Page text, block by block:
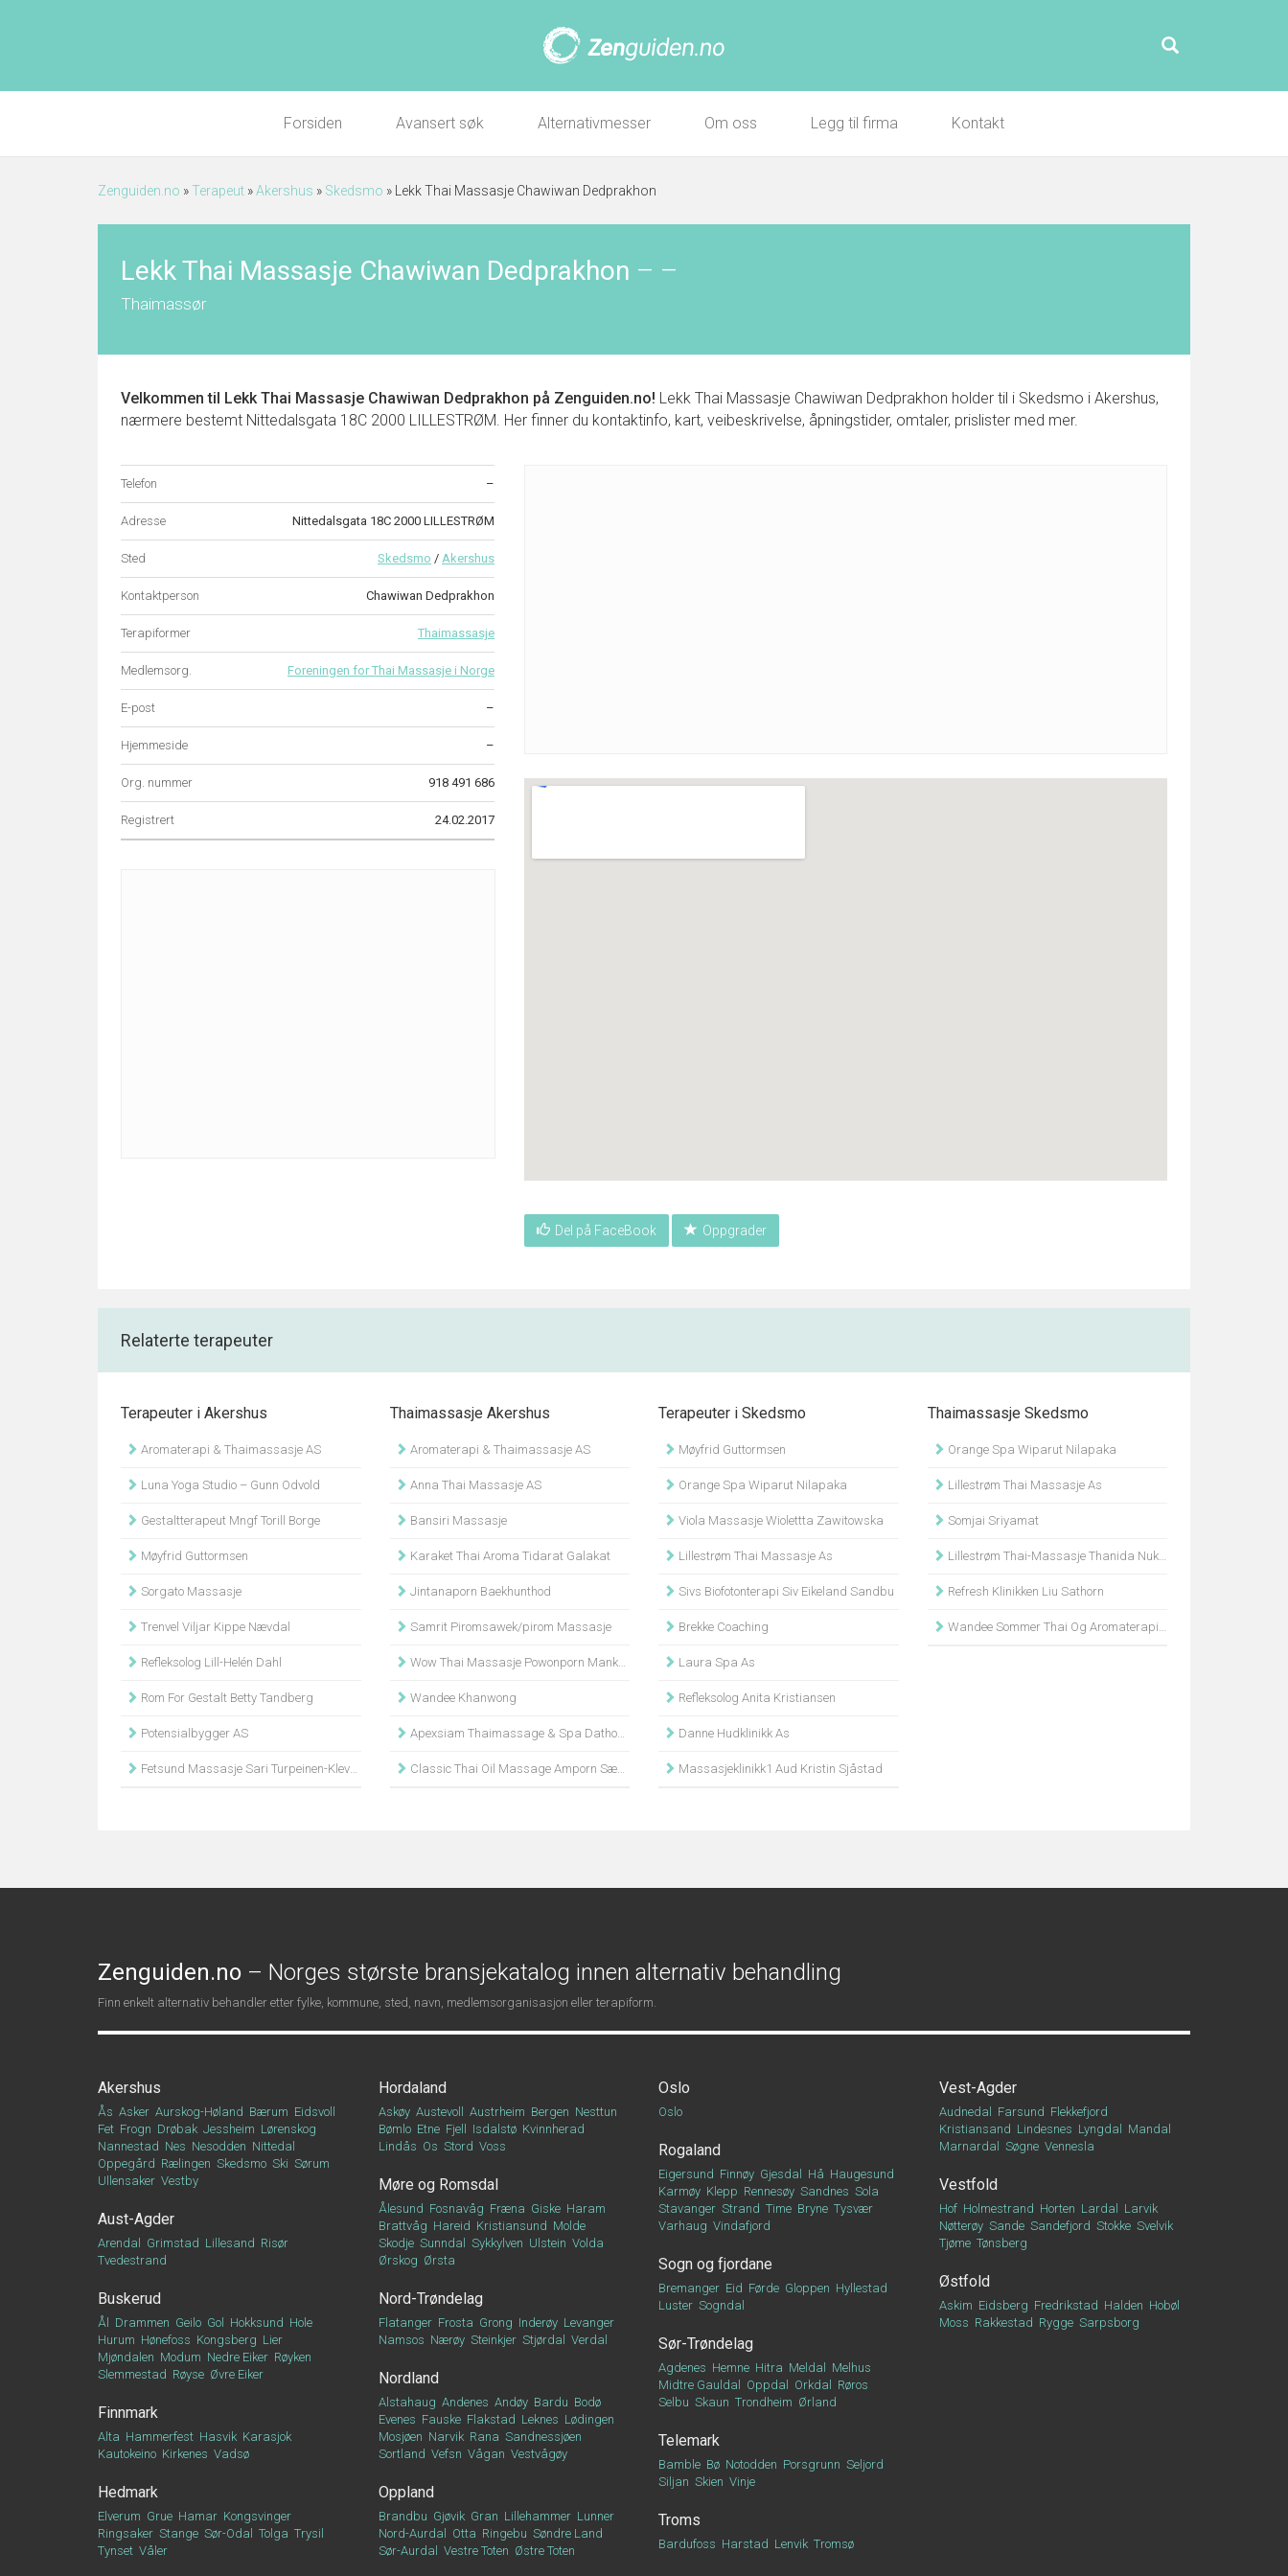
Forsiden Avansert søk Alternativmesser Om oss Legg til firma Kontakt
Zenguiden.no »Terapeut »Akershus » Skedsmo » Lekk Thai Massasje Chawiwan Dedprakhon
Lekk Thai Massasje Chawiwan Dedprakhon – –
Thaimassør
Velkommen til Lekk Thai Massasje Chawiwan Dedprakhon på Zenguiden.no! Lekk Thai Massasje Chawiwan Dedprakhon holder til i Skedsmo i Akershus,
nærmere bestemt Nittedalsgata 18C 2000 LILLESTRØM. Her finner du kontaktinfo, kart, veibeskrivelse, åpningstider, omtaler, prislister med mer.
Telefon –
Adresse Nittedalsgata 18C 2000 LILLESTRØM
Sted Skedsmo / Akershus
Kontaktperson Chawiwan Dedprakhon
Terapiformer Thaimassasje
Medlemsorg. Foreningen for Thai Massasje i Norge
E-post –
Hjemmeside –
Org. nummer 918 491 686
Registrert 24.02.2017
Del på FaceBook Oppgrader
Relaterte terapeuter
Terapeuter i Akershus
Aromaterapi & Thaimassasje AS
Luna Yoga Studio – Gunn Odvold
Gestaltterapeut Mngf Torill Borge
Møyfrid Guttormsen
Sorgato Massasje
Trenvel Viljar Kippe Nævdal
Refleksolog Lill-Helén Dahl
Rom For Gestalt Betty Tandberg
Potensialbygger AS
Fetsund Massasje Sari Turpeinen-Klevstuen
Thaimassasje Akershus
Aromaterapi & Thaimassasje AS
Anna Thai Massasje AS
Bansiri Massasje
Karaket Thai Aroma Tidarat Galakat
Jintanaporn Baekhunthod
Samrit Piromsawek/pirom Massasje
Wow Thai Massasje Powonporn Mankerd
Wandee Khanwong
Apexsiam Thaimassage & Spa Dathong
Classic Thai Oil Massage Amporn Sæbøe-Larssen
Terapeuter i Skedsmo
Møyfrid Guttormsen
Orange Spa Wiparut Nilapaka
Viola Massasje Wiolettta Zawitowska
Lillestrøm Thai Massasje As
Sivs Biofotonterapi Siv Eikeland Sandbu
Brekke Coaching
Laura Spa As
Refleksolog Anita Kristiansen
Danne Hudklinikk As
Massasjeklinikk1 Aud Kristin Sjåstad
Thaimassasje Skedsmo
Orange Spa Wiparut Nilapaka
Lillestrøm Thai Massasje As
Somjai Sriyamat
Lillestrøm Thai-Massasje Thanida Nukaeo Pettersen
Refresh Klinikken Liu Sathorn
Wandee Sommer Thai Og Aromaterapi Massasje
Zenguiden.no – Norges største bransjekatalog innen alternativ behandling
Finn enkelt alternativ behandler etter fylke, kommune, sted, navn, medlemsorganisasjon eller terapiform.
Akershus
Ås Asker Aurskog-Høland Bærum Eidsvoll
Fet Frogn Drøbak Jessheim Lørenskog
Nannestad Nes Nesodden Nittedal
Oppegård Rælingen Skedsmo Ski Sørum
Ullensaker Vestby
Aust-Agder
Arendal Grimstad Lillesand Risør
Tvedestrand
Buskerud
Ål Drammen Geilo Gol Hokksund Hole
Hurum Hønefoss Kongsberg Lier
Mjøndalen Modum Nedre Eiker Røyken
Slemmestad Røyse Øvre Eiker
Finnmark
Alta Hammerfest Hasvik Karasjok
Kautokeino Kirkenes Vadsø
Hedmark
Elverum Grue Hamar Kongsvinger
Ringsaker Stange Sør-Odal Tolga Trysil
Tynset Våler
Hordaland
Askøy Austevoll Austrheim Bergen Nesttun
Bømlo Etne Fjell Isdalstø Kvinnherad
Lindås Os Stord Voss
Møre og Romsdal
Ålesund Fosnavåg Fræna Giske Haram
Brattvåg Hareid Kristiansund Molde
Skodje Sunndal Sykkylven Ulstein Volda
Ørskog Ørsta
Nord-Trøndelag
Flatanger Frosta Grong Inderøy Levanger
Namsos Nærøy Steinkjer Stjørdal Verdal
Nordland
Alstahaug Andenes Andøy Bardu Bodø
Evenes Fauske Flakstad Leknes Lødingen
Mosjøen Narvik Rana Sandnessjøen
Sortland Vefsn Vågan Vestvågøy
Oppland
Brandbu Gjøvik Gran Lillehammer Lunner
Nord-Aurdal
Otta Ringebu Søndre Land
Sør-Aurdal
Vestre Toten Østre Toten
Oslo
Oslo
Rogaland
Eigersund Finnøy Gjesdal Hå Haugesund
Karmøy Klepp Rennesøy Sandnes Sola
Stavanger Strand Time Bryne Tysvær
Varhaug Vindafjord
Sogn og fjordane
Bremanger Eid Førde Gloppen Hyllestad
Luster Sogndal
Sør-Trøndelag
Agdenes Hemne Hitra Meldal
Melhus
Midtre Gauldal
Oppdal Orkdal
Røros
Selbu Skaun Trondheim Ørland
Telemark
Bamble Bø Notodden Porsgrunn Seljord
Siljan Skien Vinje
Troms
Bardufoss Harstad Lenvik Tromsø
Vest-Agder
Audnedal Farsund Flekkefjord
Kristiansand Lindesnes Lyngdal
Mandal
Marnardal
Søgne Vennesla
Vestfold
Hof Holmestrand Horten Lardal
Larvik
Nøtterøy Sande Sandefjord Stokke Svelvik
Tjøme Tønsberg
Østfold
Askim Eidsberg Fredrikstad Halden Hobøl
Moss Rakkestad Rygge Sarpsborg